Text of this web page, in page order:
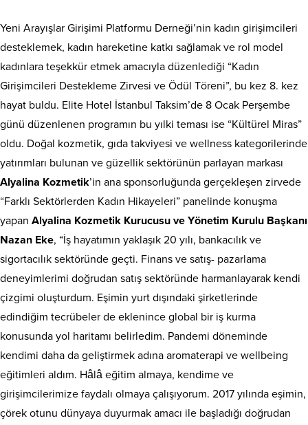
Yeni Arayışlar Girişimi Platformu Derneği’nin kadın girişimcileri
desteklemek, kadın hareketine katkı sağlamak ve rol model
kadınlara teşekkür etmek amacıyla düzenlediği “Kadın
Girişimcileri Destekleme Zirvesi ve Ödül Töreni”, bu kez 8. kez
hayat buldu. Elite Hotel İstanbul Taksim’de 8 Ocak Perşembe
günü düzenlenen programın bu yılki teması ise “Kültürel Miras”
oldu. Doğal kozmetik, gıda takviyesi ve wellness kategorilerinde
yatırımları bulunan ve güzellik sektörünün parlayan markası
Alyalina Kozmetik’in ana sponsorluğunda gerçekleşen zirvede
“Farklı Sektörlerden Kadın Hikayeleri” panelinde konuşma
yapan Alyalina Kozmetik Kurucusu ve Yönetim Kurulu Başkanı
Nazan Eke, “İş hayatımın yaklaşık 20 yılı, bankacılık ve
sigortacılık sektöründe geçti. Finans ve satış- pazarlama
deneyimlerimi doğrudan satış sektöründe harmanlayarak kendi
çizgimi oluşturdum. Eşimin yurt dışındaki şirketlerinde
edindiğim tecrübeler de eklenince global bir iş kurma
konusunda yol haritamı belirledim. Pandemi döneminde
kendimi daha da geliştirmek adına aromaterapi ve wellbeing
eğitimleri aldım. Hâlâ eğitim almaya, kendime ve
girişimcilerimize faydalı olmaya çalışıyorum. 2017 yılında eşimin,
çörek otunu dünyaya duyurmak amacı ile başladığı doğrudan